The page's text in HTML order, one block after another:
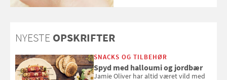
NYESTE OPSKRIFTER
SNACKS OG TILBEHØR
Spyd med halloumi og jordbær
Jamie Oliver har altid været vild med